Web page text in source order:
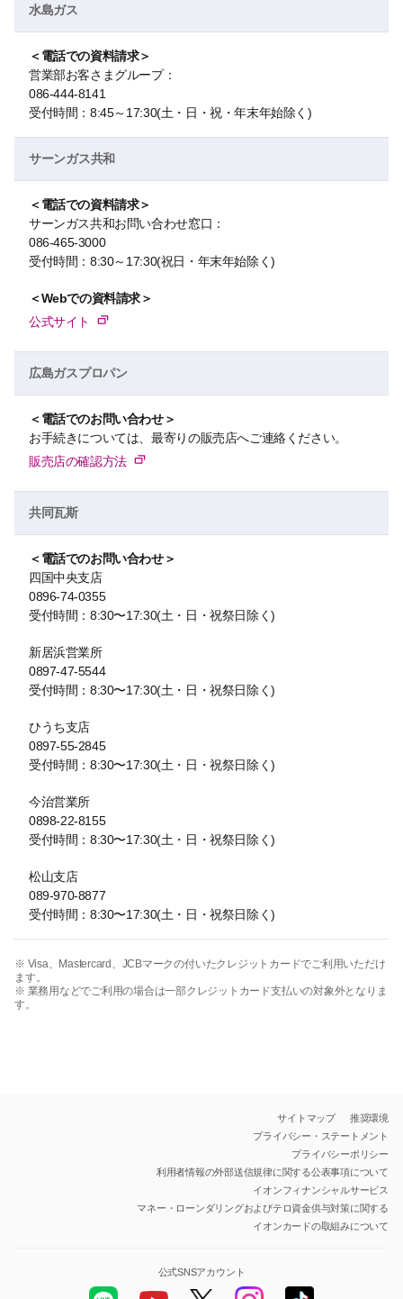
水島ガス
＜電話での資料請求＞
営業部お客さまグループ：
086-444-8141
受付時間：8:45～17:30(土・日・祝・年末年始除く)
サーンガス共和
＜電話での資料請求＞
サーンガス共和お問い合わせ窓口：
086-465-3000
受付時間：8:30～17:30(祝日・年末年始除く)
＜Webでの資料請求＞
公式サイト
広島ガスプロパン
＜電話でのお問い合わせ＞
お手続きについては、最寄りの販売店へご連絡ください。
販売店の確認方法
共同瓦斯
＜電話でのお問い合わせ＞
四国中央支店
0896-74-0355
受付時間：8:30〜17:30(土・日・祝祭日除く)
新居浜営業所
0897-47-5544
受付時間：8:30〜17:30(土・日・祝祭日除く)
ひうち支店
0897-55-2845
受付時間：8:30〜17:30(土・日・祝祭日除く)
今治営業所
0898-22-8155
受付時間：8:30〜17:30(土・日・祝祭日除く)
松山支店
089-970-8877
受付時間：8:30〜17:30(土・日・祝祭日除く)
※ Visa、Mastercard、JCBマークの付いたクレジットカードでご利用いただけ
ます。
※ 業務用などでご利用の場合は一部クレジットカード支払いの対象外となりま
す。
サイトマップ
推奨環境
プライバシー・ステートメント
プライバシーポリシー
利用者情報の外部送信規律に関する公表事項について
イオンフィナンシャルサービス
マネー・ローンダリングおよびテロ資金供与対策に関する
イオンカードの取組みについて
公式SNSアカウント